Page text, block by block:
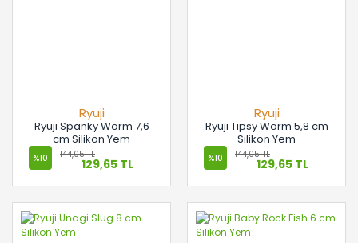
Ryuji
Ryuji Spanky Worm 7,6
cm Silikon Yem
%10 144,05 TL
129,65 TL
Ryuji
Ryuji Tipsy Worm 5,8 cm
Silikon Yem
%10 144,05 TL
129,65 TL